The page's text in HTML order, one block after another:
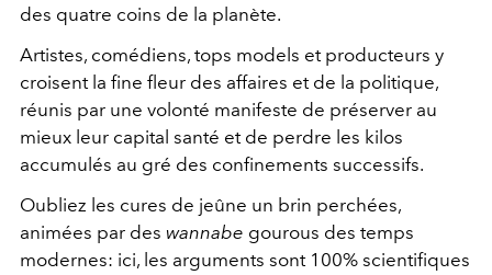
des quatre coins de la planète.
Artistes, comédiens, tops models et producteurs y
croisent la fine fleur des affaires et de la politique,
réunis par une volonté manifeste de préserver au
mieux leur capital santé et de perdre les kilos
accumulés au gré des confinements successifs.
Oubliez les cures de jeûne un brin perchées,
animées par des wannabe gourous des temps
modernes: ici, les arguments sont 100% scientifiques